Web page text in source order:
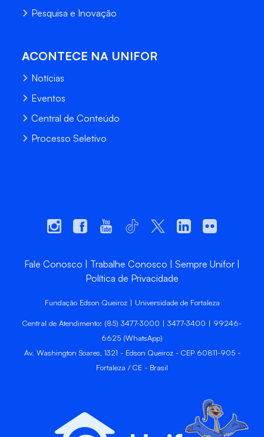
Pesquisa e Inovação
ACONTECE NA UNIFOR
Notícias
Eventos
Central de Conteúdo
Processo Seletivo
Fale Conosco Trabalhe Conosco
Sempre Unifor
Política de Privacidade
Fundação Edson Queiroz | Universidade de Fortaleza
Central de Atendimento: (85) 3477-3000 | 3477-3400 | 99246-
6625 (WhatsApp)
Av. Washington Soares, 1321 - Edson Queiroz - CEP 60811-905 -
Fortaleza / CE - Brasil